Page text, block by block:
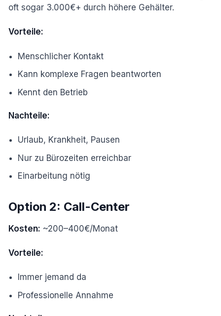
oft sogar 3.000€+ durch höhere Gehälter.
Vorteile:
Menschlicher Kontakt
Kann komplexe Fragen beantworten
Kennt den Betrieb
Nachteile:
Urlaub, Krankheit, Pausen
Nur zu Bürozeiten erreichbar
Einarbeitung nötig
Option 2: Call-Center
Kosten: ~200–400€/Monat
Vorteile:
Immer jemand da
Professionelle Annahme